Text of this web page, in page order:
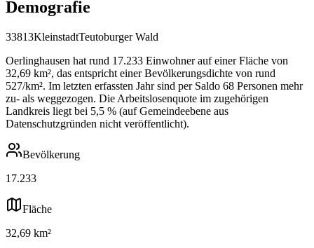
Demografie
33813KleinstadtTeutoburger Wald
Oerlinghausen hat rund 17.233 Einwohner auf einer Fläche von
32,69 km², das entspricht einer Bevölkerungsdichte von rund
527/km². Im letzten erfassten Jahr sind per Saldo 68 Personen mehr
zu- als weggezogen. Die Arbeitslosenquote im zugehörigen
Landkreis liegt bei 5,5 % (auf Gemeindeebene aus
Datenschutzgründen nicht veröffentlicht).
Bevölkerung
17.233
Fläche
32,69 km²